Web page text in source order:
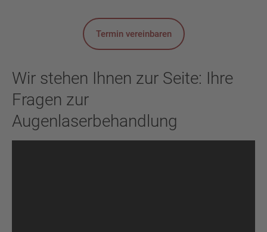
Termin vereinbaren
Wir stehen Ihnen zur Seite: Ihre
Fragen zur
Augenlaserbehandlung